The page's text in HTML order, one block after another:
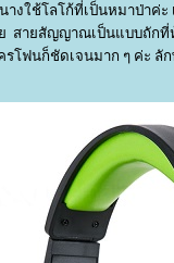
ใช้โลโก้ที่เป็นหมาป่าค่
สายสัญญาณเป็นแบบถัก
โฟนก็ชัดเจนมาก ๆ ค่ะ